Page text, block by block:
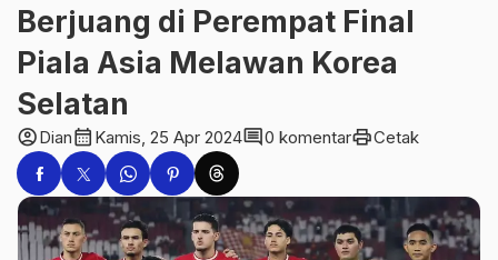
Berjuang di Perempat Final
Piala Asia Melawan Korea
Selatan
account_circleDiancalendar_month Kamis, 25 Apr 2024comment0 komentarprintCetak